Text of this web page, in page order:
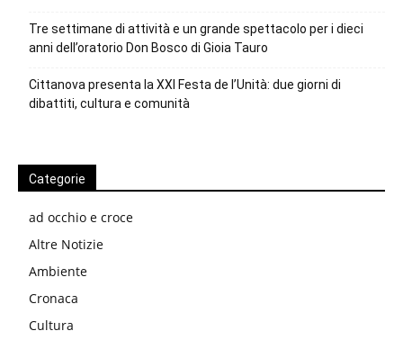
Tre settimane di attività e un grande spettacolo per i dieci
anni dell’oratorio Don Bosco di Gioia Tauro
Cittanova presenta la XXI Festa de l’Unità: due giorni di
dibattiti, cultura e comunità
Categorie
ad occhio e croce
Altre Notizie
Ambiente
Cronaca
Cultura